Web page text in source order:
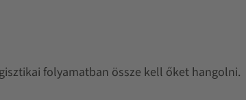
folyamatban össze kell őket hangolni.